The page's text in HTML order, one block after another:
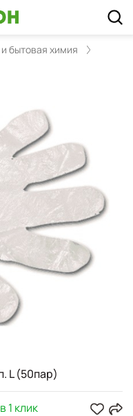
бытовая химия
L (50пар)
1 клик